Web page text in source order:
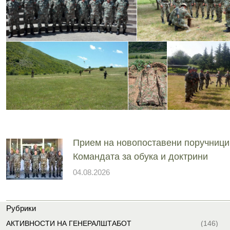
Прием на новопоставени
Командата за обука и доктрини
04.08.2026
Рубрики
АКТИВНОСТИ НА ГЕНЕРАЛШТАБОТ
(146)